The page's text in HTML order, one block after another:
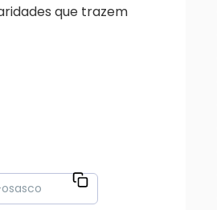
que trazem